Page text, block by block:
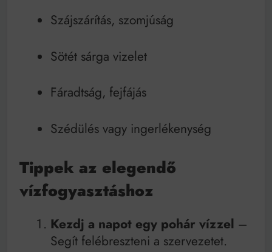
Szájszárítás, szomjúság
Sötét sárga vizelet
Fáradtság, fejfájás
Szédülés vagy ingerlékenység
Tippek az elegendő
vízfogyasztáshoz
Kezdj a napot egy pohár vízzel –
Segít felébreszteni a szervezetet.